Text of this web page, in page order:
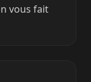
vous fait